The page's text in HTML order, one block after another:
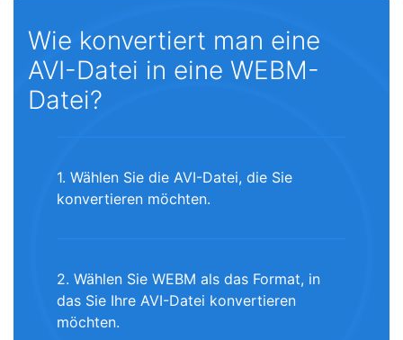
Wie konvertiert man eine
AVI-Datei in eine WEBM-
Datei?
1. Wählen Sie die AVI-Datei, die Sie
konvertieren möchten.
2. Wählen Sie WEBM als das Format, in
das Sie Ihre AVI-Datei konvertieren
möchten.